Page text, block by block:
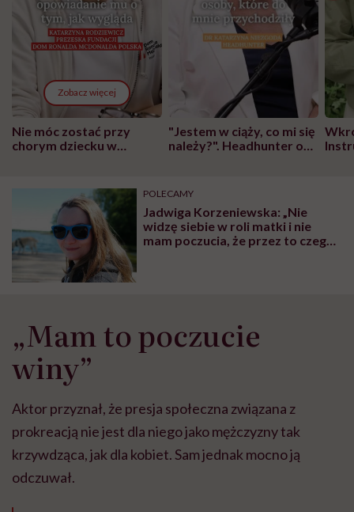
Zobacz więcej
Nie móc zostać przy
chorym dziecku w
może chyba tylko
głupota i brak
wyobraźni"
"Jestem w ciąży, co mi się
należy?". Headhunter o
pracy
POLECAMY
Jadwiga Korzeniewska: „Nie
widzę siebie w roli matki i nie
mam poczucia, że przez to czegoś
„Mam to poczucie
winy”
Aktor przyznał, że presja społeczna związana z
prokreacją nie jest dla niego jako mężczyzny tak
krzywdząca, jak dla kobiet. Sam jednak mocno ją
odczuwał.